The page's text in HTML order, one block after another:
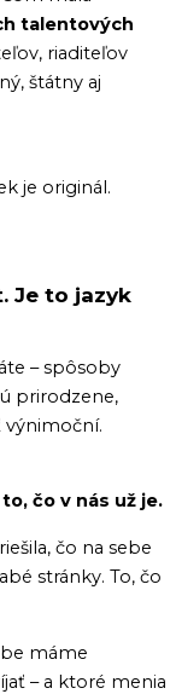
talentových
riaditeľov
štátny aj
je originál.
Je to jazyk
– spôsoby
prirodzene,
výnimoční.
čo v nás už je.
čo na sebe
stránky. To, čo
máme
– a ktoré menia